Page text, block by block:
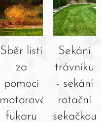
Sběr listí
za
pomoci
motorového
fukaru
Sekání
trávníku
- sekání
rotační
sekačkou